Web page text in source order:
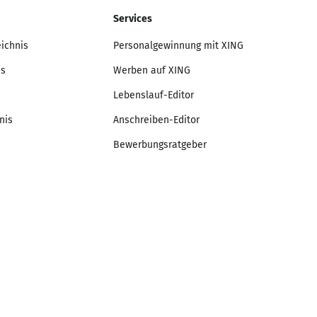
Services
Personalgewinnung mit XING
Werben auf XING
Lebenslauf-Editor
Anschreiben-Editor
Bewerbungsratgeber